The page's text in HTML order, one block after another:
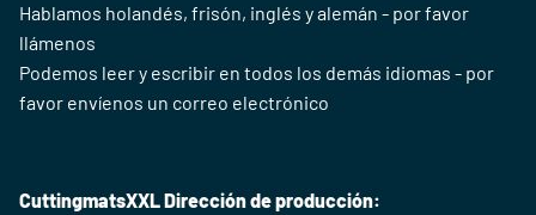
Hablamos holandés, frisón, inglés y alemán - por favor
llámenos
Podemos leer y escribir en todos los demás idiomas - por
favor envíenos un correo electrónico
CuttingmatsXXL Dirección de producción: